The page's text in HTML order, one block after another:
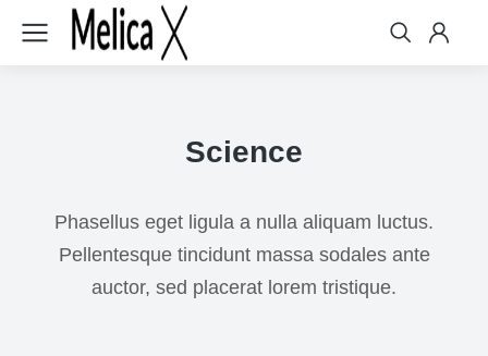
Science
Phasellus eget ligula a nulla aliquam luctus.
Pellentesque tincidunt massa sodales ante
auctor, sed placerat lorem tristique.